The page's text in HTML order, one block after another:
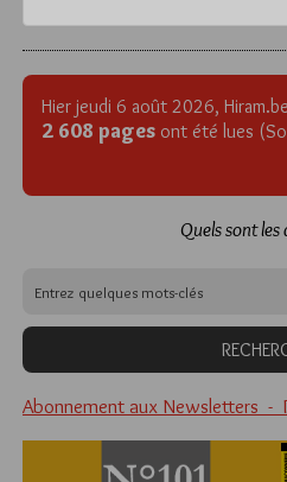
Hier jeudi 6 août 2026,
2 608 pages ont été lues
Quels sont les
Abonnement aux Newsletters -